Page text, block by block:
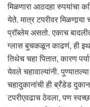
मिळणारा आठदहा रुपयांचा
येते. मात्र टपरीवर मिळणार्‍या
प्रॉब्लेम असतो. एकाच
ग्लास बुचकळून काढणं, ही
तिथेच चहा पितात, कारण
येवले चहावाल्यांनी.
चहादुकानांची ही ब्रँडेड
टपरीएवढाच ठेवला, पण